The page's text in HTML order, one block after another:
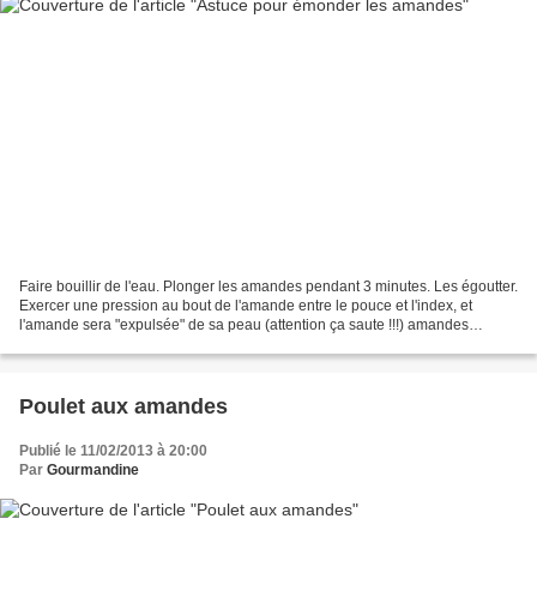
Faire bouillir de l'eau. Plonger les amandes pendant 3 minutes. Les égoutter.
Exercer une pression au bout de l'amande entre le pouce et l'index, et
l'amande sera "expulsée" de sa peau (attention ça saute !!!) amandes
Poulet aux amandes
Publié le 11/02/2013 à 20:00
Par Gourmandine